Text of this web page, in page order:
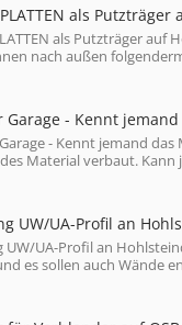
als
als Putzträger
nach außen
Garage - Kennt
- Kennt jemand
Material verbaut. Kann
UW/UA-Profil an
UW/UA-Profil an
es sollen auch Wände